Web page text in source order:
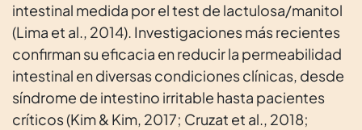
intestinal medida por el test de lactulosa/manitol
(Lima et al., 2014). Investigaciones más recientes
confirman su eficacia en reducir la permeabilidad
intestinal en diversas condiciones clínicas, desde
síndrome de intestino irritable hasta pacientes
críticos (Kim & Kim, 2017; Cruzat et al., 2018;